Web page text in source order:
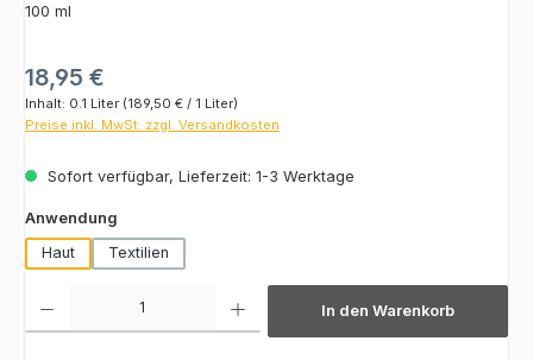
100 ml
Regulärer Preis:
18,95 €
Inhalt: 0.1 Liter (189,50 € / 1 Liter)
Preise inkl. MwSt. zzgl. Versandkosten
Sofort verfügbar, Lieferzeit: 1-3 Werktage
Anwendung
Haut
Textilien
In den Warenkorb